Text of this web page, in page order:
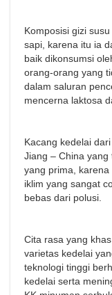
Komposisi gizi
sapi, karena itu ia
baik dikonsumsi
orang-orang yang
dalam saluran
mencerna laktosa
Kacang kedelai
Jiang – China
yang prima, karena
iklim yang sangat
bebas dari polusi.
Cita rasa yang
varietas kedelai
teknologi tinggi
kedelai serta